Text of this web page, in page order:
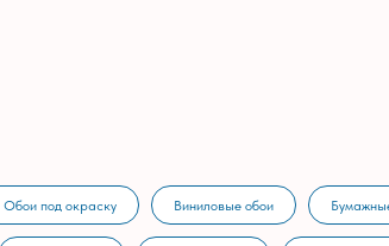
Обои под окраску Виниловые обои